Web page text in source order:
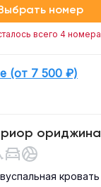
номер
всего 4 номера
(от 7 500 ₽)
кровать